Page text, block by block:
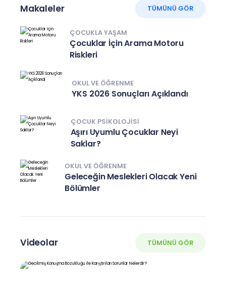
Makaleler TÜMÜNÜ GÖR
ÇOCUKLA YAŞAM
Çocuklar İçin Arama Motoru
Riskleri
OKUL VE ÖĞRENME
YKS 2026 Sonuçları Açıklandı
ÇOCUK PSIKOLOJISI
Aşırı Uyumlu Çocuklar Neyi
Saklar?
OKUL VE ÖĞRENME
Geleceğin Meslekleri Olacak Yeni
Bölümler
Videolar TÜMÜNÜ GÖR